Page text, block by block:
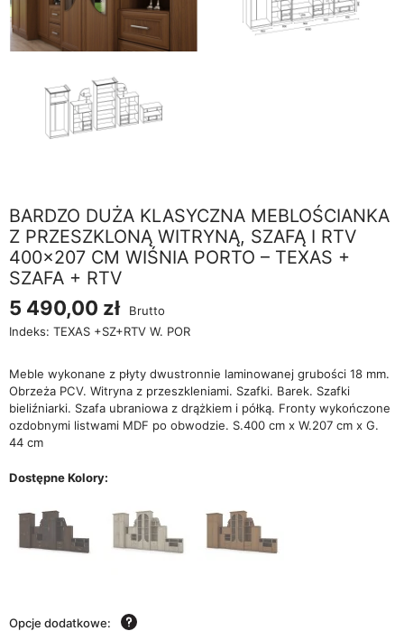
BARDZO DUŻA KLASYCZNA MEBLOŚCIANKA
Z PRZESZKLONĄ WITRYNĄ, SZAFĄ I RTV
400×207 CM WIŚNIA PORTO – TEXAS +
SZAFA + RTV
5 490,00 zł
Brutto
Indeks: TEXAS +SZ+RTV W. POR
Meble wykonane z płyty dwustronnie laminowanej grubości 18 mm.
Obrzeża PCV. Witryna z przeszkleniami. Szafki. Barek. Szafki
bieliźniarki. Szafa ubraniowa z drążkiem i półką. Fronty wykończone
ozdobnymi listwami MDF po obwodzie. S.400 cm x W.207 cm x G.
44 cm
Dostępne Kolory:
Opcje dodatkowe: